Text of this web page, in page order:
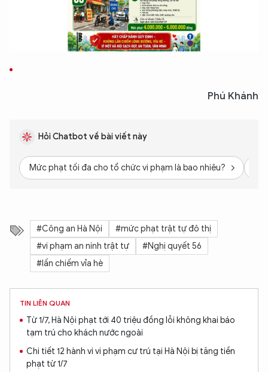
Phú Khánh
Hỏi Chatbot về bài viết này
Mức phạt tối đa cho tổ chức vi phạm là bao nhiêu?
#Công an Hà Nội
#mức phạt trật tự đô thị
#vi phạm an ninh trật tự
#Nghị quyết 56
#lấn chiếm vỉa hè
TIN LIÊN QUAN
Từ 1/7, Hà Nội phạt tới 40 triệu đồng lỗi không khai báo
tạm trú cho khách nước ngoài
Chi tiết 12 hành vi vi phạm cư trú tại Hà Nội bị tăng tiền
phạt từ 1/7